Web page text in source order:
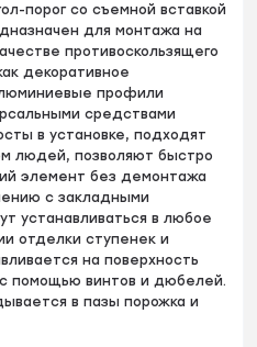
порог со съемной вставкой
для монтажа на
противоскользящего
декоративное
профили
средствами
в установке, подходят
людей, позволяют быстро
элемент без демонтажа
с закладными
устанавливаться в любое
отделки ступенек и
на поверхность
помощью винтов и дюбелей.
в пазы порожка и